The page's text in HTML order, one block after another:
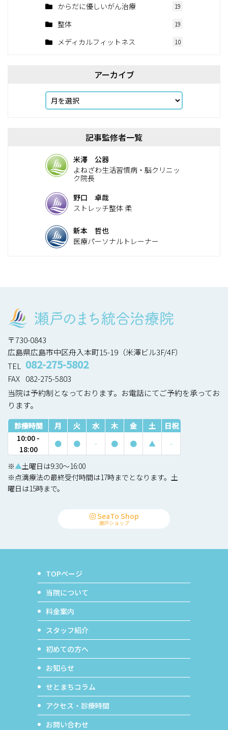
からだに優しいがん治療 19
整体 19
メディカルフィットネス 10
アーカイブ
記事監修者一覧
米澤 公器
よねざわ生活習慣病・脳クリニッ
ク院長
野口 卓哉
ストレッチ整体 柔
新本 哲也
医療パーソナルトレーナー
〒730-0843
広島県広島市中区舟入本町15-19（米澤ビル3F/4F）
TEL
082-275-5802
FAX 082-275-5803
当院は予約制となっております。お電話にてご予約を承ってお
ります。
診療時間 月 火 水 木 金 土
日祝
10:00 -
18:00
● ● - ● ● ▲ -
※▲土曜日は9:30〜16:00
※点滴療法の最終受付時間は17時までとなります。土
曜日は15時まで。
SeaTo Shop
瀬戸ショップ
TOPページ
当院について
料金案内
スタッフ紹介
初めての方へ
お知らせ
せとまちコラム
アクセス・診療時間
お問い合わせ